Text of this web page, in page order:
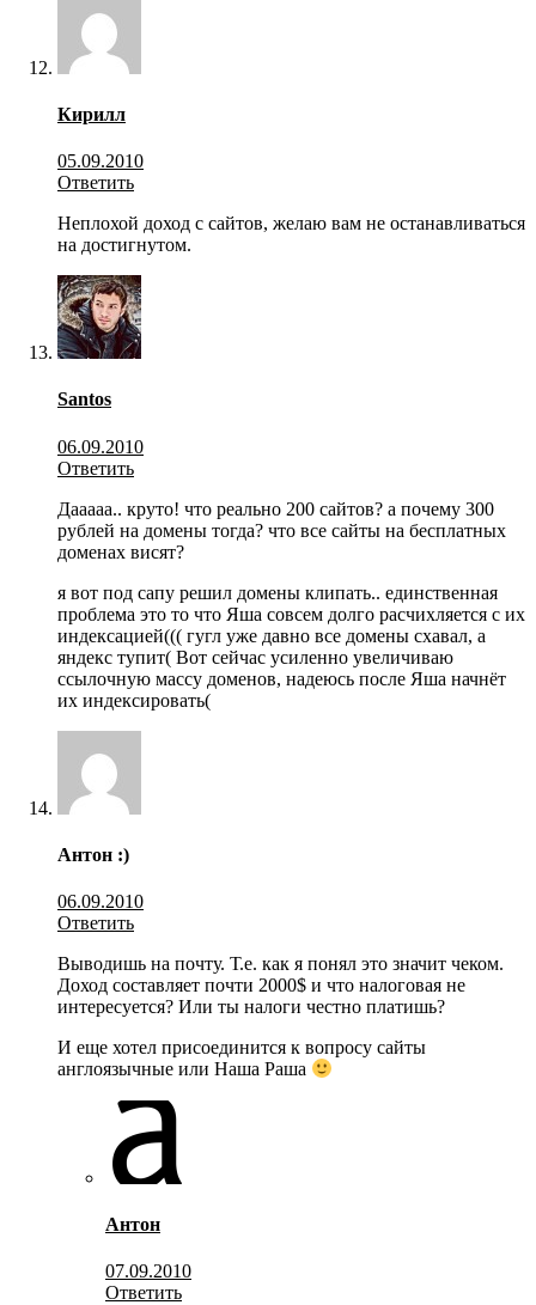
Кирилл
05.09.2010
Ответить
Неплохой доход с сайтов, желаю вам не останавливаться
на достигнутом.
Santos
06.09.2010
Ответить
Дааааа.. круто! что реально 200 сайтов? а почему 300
рублей на домены тогда? что все сайты на бесплатных
доменах висят?
я вот под сапу решил домены клипать.. единственная
проблема это то что Яша совсем долго расчихляется с их
индексацией((( гугл уже давно все домены схавал, а
яндекс тупит( Вот сейчас усиленно увеличиваю
ссылочную массу доменов, надеюсь после Яша начнёт
их индексировать(
Антон :)
06.09.2010
Ответить
Выводишь на почту. Т.е. как я понял это значит чеком.
Доход составляет почти 2000$ и что налоговая не
интересуется? Или ты налоги честно платишь?
И еще хотел присоединится к вопросу сайты
англоязычные или Наша Раша
Антон
07.09.2010
Ответить